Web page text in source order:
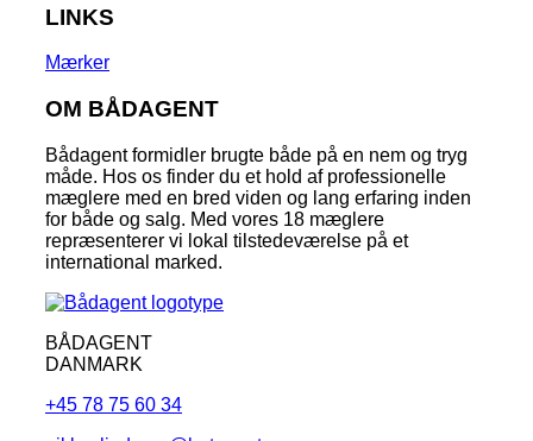
LINKS
Mærker
OM BÅDAGENT
Bådagent formidler brugte både på en nem og tryg
måde. Hos os finder du et hold af professionelle
mæglere med en bred viden og lang erfaring inden
for både og salg. Med vores 18 mæglere
repræsenterer vi lokal tilstedeværelse på et
international marked.
BÅDAGENT
DANMARK
+45 78 75 60 34